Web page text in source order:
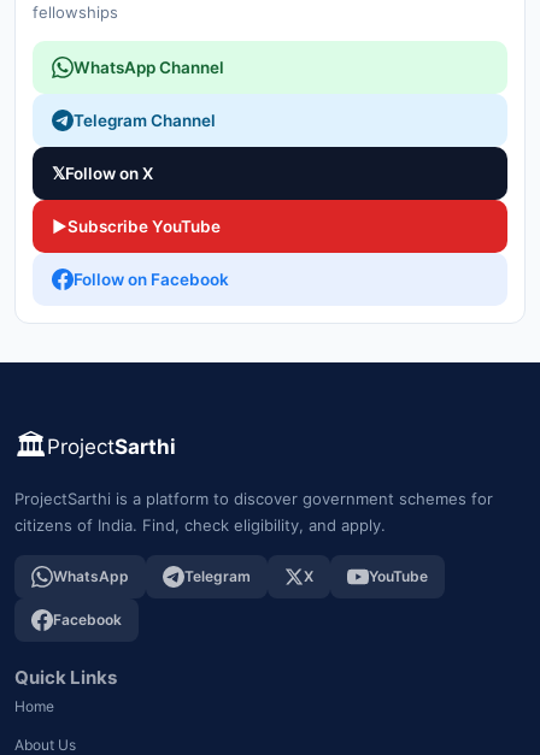
fellowships
WhatsApp Channel
Telegram Channel
𝕏Follow on X
▶Subscribe YouTube
Follow on Facebook
🏛️ProjectSarthi
ProjectSarthi is a platform to discover government schemes for
citizens of India. Find, check eligibility, and apply.
WhatsApp Telegram X YouTube
Facebook
Quick Links
Home
About Us